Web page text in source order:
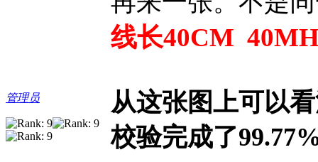
管理员
线长40CM
从这张图上可以
校验完成了